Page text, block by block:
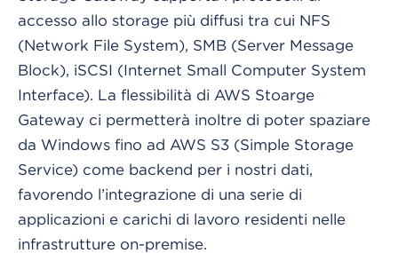
accesso allo storage più diffusi tra cui NFS
(Network File System), SMB (Server Message
Block), iSCSI (Internet Small Computer System
Interface). La flessibilità di AWS Stoarge
Gateway ci permetterà inoltre di poter spaziare
da Windows fino ad AWS S3 (Simple Storage
Service) come backend per i nostri dati,
favorendo l’integrazione di una serie di
applicazioni e carichi di lavoro residenti nelle
infrastrutture on-premise.